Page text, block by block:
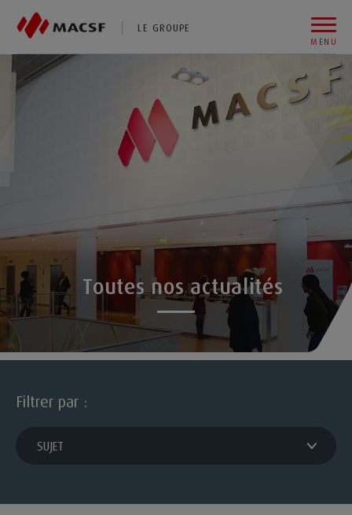
Aller au contenu
Aller au premier menu de navigation
Vous êtes sur le site de MACSF
LE GROUPE
MENU
Toutes nos actualités
Filtrer par :
SUJET